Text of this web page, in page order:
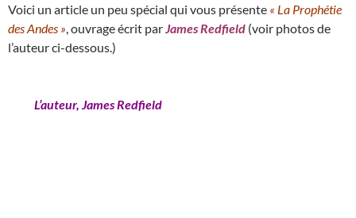
Voici un article un peu spécial qui vous présente « La Prophétie
des Andes » , ouvrage écrit par James Redfield (voir photos de
l’auteur ci-dessous.)
L’auteur, James Redfield